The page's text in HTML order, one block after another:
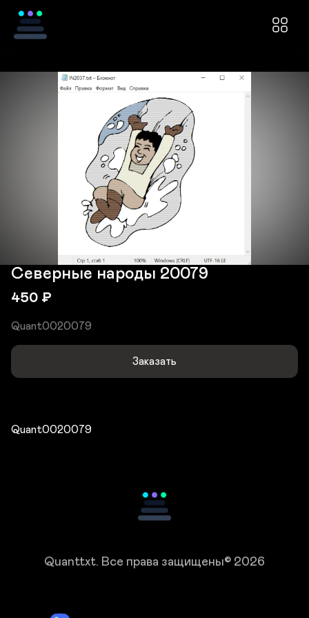
Северные народы 20079
450 ₽
Quant0020079
Заказать
Quant0020079
Quanttxt. Все права защищены© 2026